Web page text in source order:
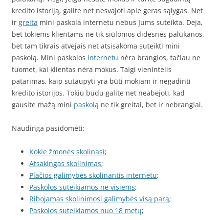
kredito istoriją, galite net nesvajoti apie geras sąlygas. Net
ir greita mini paskola internetu nebus Jums suteikta. Deja,
bet tokiems klientams ne tik siūlomos didesnės palūkanos,
bet tam tikrais atvejais net atsisakoma suteikti mini
paskolą. Mini paskolos internetu nėra brangios, tačiau ne
tuomet, kai klientas nėra mokus. Taigi vienintelis
patarimas, kaip sutaupyti yra būti mokiam ir negadinti
kredito istorijos. Tokiu būdu galite net neabejoti, kad
gausite mažą mini paskolą ne tik greitai, bet ir nebrangiai.
Naudinga pasidomėti:
Kokie žmonės skolinasi;
Atsakingas skolinimas;
Plačios galimybės skolinantis internetu;
Paskolos suteikiamos ne visiems;
Ribojamas skolinimosi galimybės visą parą;
Paskolos suteikiamos nuo 18 metų;